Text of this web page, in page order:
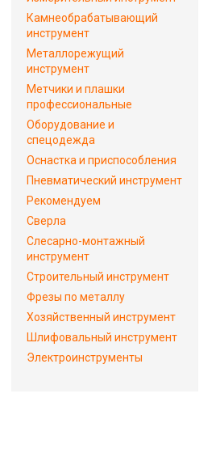
Камнеобрабатывающий
инструмент
Металлорежущий
инструмент
Метчики и плашки
профессиональные
Оборудование и
спецодежда
Оснастка и приспособления
Пневматический инструмент
Рекомендуем
Сверла
Слесарно-монтажный
инструмент
Строительный инструмент
Фрезы по металлу
Хозяйственный инструмент
Шлифовальный инструмент
Электроинструменты